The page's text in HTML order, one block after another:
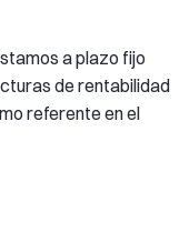
a plazo fijo
de rentabilidad
referente en el